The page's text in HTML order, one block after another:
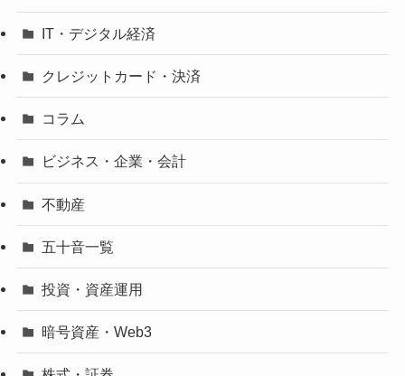
IT・デジタル経済
クレジットカード・決済
コラム
ビジネス・企業・会計
不動産
五十音一覧
投資・資産運用
暗号資産・Web3